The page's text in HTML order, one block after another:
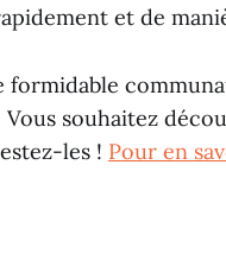
et de
souhaitez
les ! Pour en